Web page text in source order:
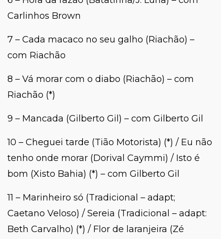
Carlinhos Brown
7 – Cada macaco no seu galho (Riachão) –
com Riachão
8 – Vá morar com o diabo (Riachão) – com
Riachão (*)
9 – Mancada (Gilberto Gil) – com Gilberto Gil
10 – Cheguei tarde (Tião Motorista) (*) / Eu não
tenho onde morar (Dorival Caymmi) / Isto é
bom (Xisto Bahia) (*) – com Gilberto Gil
11 – Marinheiro só (Tradicional – adapt;
Caetano Veloso) / Sereia (Tradicional – adapt:
Beth Carvalho) (*) / Flor de laranjeira (Zé